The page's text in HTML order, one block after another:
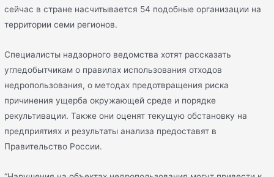
сейчас в стране насчитывается 54 подобные организации на
территории семи регионов.
Специалисты надзорного ведомства хотят рассказать
угледобытчикам о правилах использования отходов
недропользования, о методах предотвращения риска
причинения ущерба окружающей среде и порядке
рекультивации. Также они оценят текущую обстановку на
предприятиях и результаты анализа предоставят в
Правительство России.